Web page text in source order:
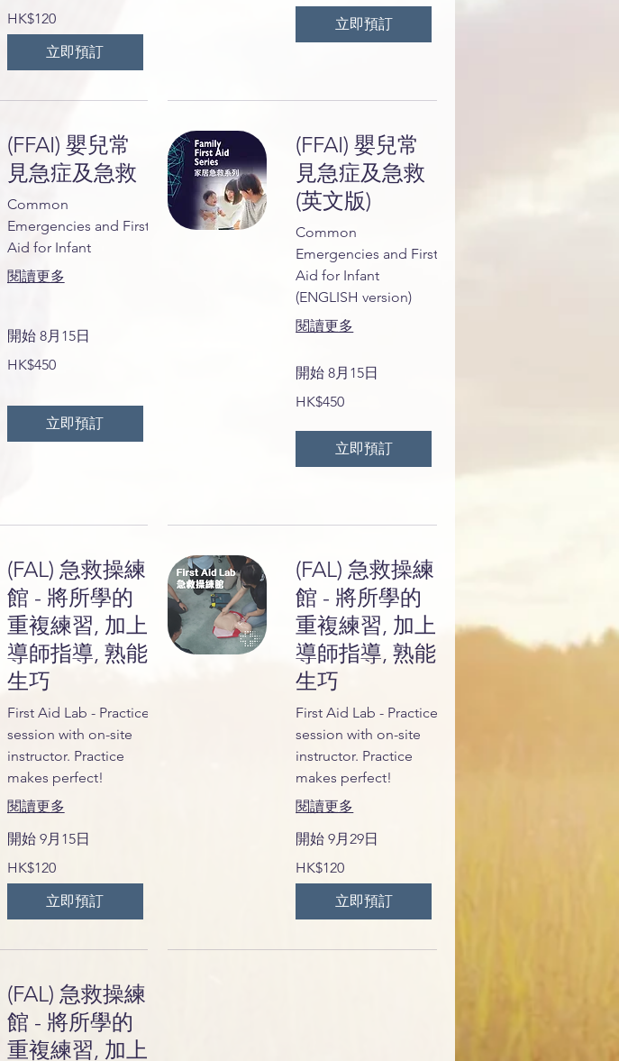
港
元
HK$120
立即預訂
立即預訂
(FFAI) 嬰兒常
見急症及急救
Common
Emergencies and First
Aid for Infant
閱讀更多
開始 8月15日
港
HK$450
立即預訂
(FFAI) 嬰兒常
見急症及急救
(英文版)
Common
Emergencies and First
Aid for Infant
(ENGLISH version)
閱讀更多
開始 8月15日
港
HK$450
立即預訂
(FAL) 急救操練
館 - 將所學的
重複練習, 加上
導師指導, 熟能
生巧
First Aid Lab - Practice
session with on-site
instructor. Practice
makes perfect!
閱讀更多
開始 9月15日
港
元
HK$120
立即預訂
(FAL) 急救操練
館 - 將所學的
重複練習, 加上
導師指導, 熟能
生巧
First Aid Lab - Practice
session with on-site
instructor. Practice
makes perfect!
閱讀更多
開始 9月29日
港
元
HK$120
立即預訂
(FAL) 急救操練
館 - 將所學的
重複練習, 加上